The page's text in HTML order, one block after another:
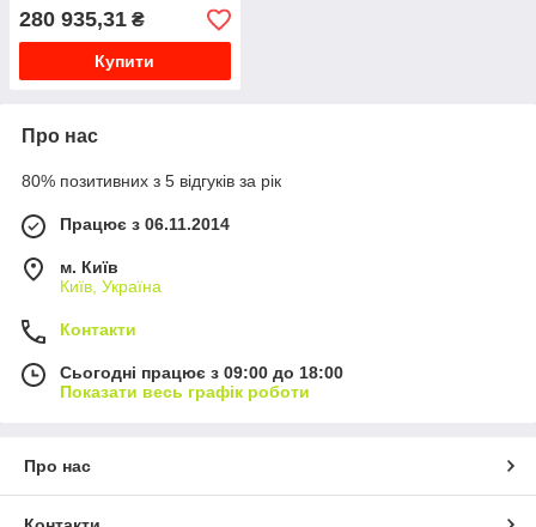
280 935,31 ₴
Купити
Про нас
80% позитивних з 5 відгуків за рік
Працює з 06.11.2014
м. Київ
Київ, Україна
Контакти
Сьогодні працює з 09:00 до 18:00
Показати весь графік роботи
Про нас